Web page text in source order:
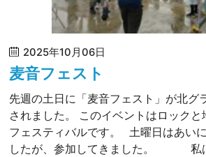
2025年10月06日
麦音フェスト
先週の土日に「麦音フェスト」が北グ
されました。 このイベントはロック
フェスティバルです。 土曜日はあい
したが、参加してきました。 私